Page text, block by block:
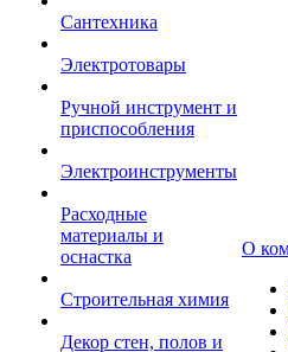
Сантехника
Электротовары
Ручной инструмент и
приспособления
Электроинструменты
Расходные
материалы и
оснастка
Строительная химия
Декор стен, полов и
О